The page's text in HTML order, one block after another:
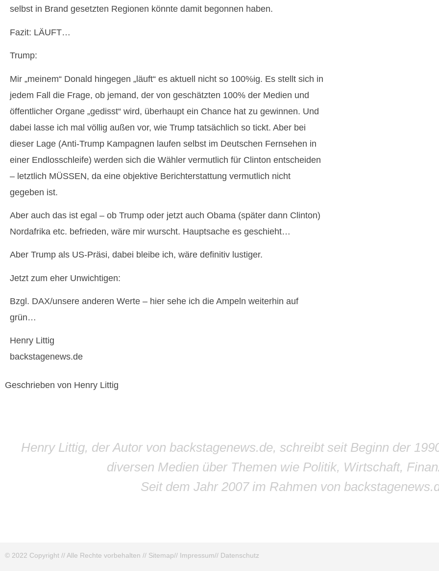
selbst in Brand gesetzten Regionen könnte damit begonnen haben.
Fazit: LÄUFT…
Trump:
Mir „meinem“ Donald hingegen „läuft“ es aktuell nicht so 100%ig. Es stellt sich in
jedem Fall die Frage, ob jemand, der von geschätzten 100% der Medien und
öffentlicher Organe „gedisst“ wird, überhaupt ein Chance hat zu gewinnen. Und
dabei lasse ich mal völlig außen vor, wie Trump tatsächlich so tickt. Aber bei
dieser Lage (Anti-Trump Kampagnen laufen selbst im Deutschen Fernsehen in
einer Endlosschleife) werden sich die Wähler vermutlich für Clinton entscheiden
– letztlich MÜSSEN, da eine objektive Berichterstattung vermutlich nicht
gegeben ist.
Aber auch das ist egal – ob Trump oder jetzt auch Obama (später dann Clinton)
Nordafrika etc. befrieden, wäre mir wurscht. Hauptsache es geschieht…
Aber Trump als US-Präsi, dabei bleibe ich, wäre definitiv lustiger.
Jetzt zum eher Unwichtigen:
Bzgl. DAX/unsere anderen Werte – hier sehe ich die Ampeln weiterhin auf
grün…
Henry Littig
backstagenews.de
Geschrieben von Henry Littig
Henry Littig, der Autor von backstagenews.de, schreibt seit Beginn der
diversen Medien über Themen wie Politik, Wirtschaft,
Seit dem Jahr 2007 im Rahmen von
© 2022 Copyright // Alle Rechte vorbehalten // Sitemap// Impressum// Datenschutz